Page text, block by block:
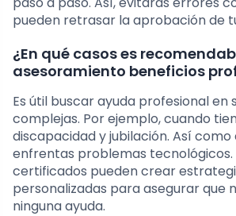
pueden retrasar la aprobación de
¿En qué casos es
asesoramiento beneficios
Es útil buscar ayuda profesional en
complejas. Por ejemplo, cuando
discapacidad y jubilación. Así como
enfrentas problemas tecnológicos.
certificados pueden crear
personalizadas para asegurar que
ninguna ayuda.